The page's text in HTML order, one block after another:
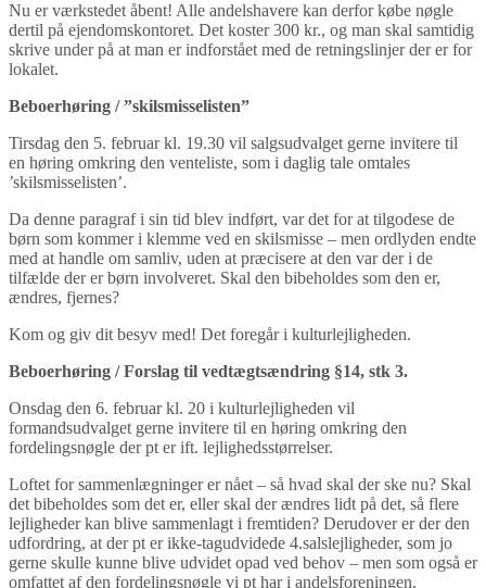
Nu er værkstedet åbent! Alle andelshavere kan derfor købe nøgle
dertil på ejendomskontoret. Det koster 300 kr., og man skal samtidig
skrive under på at man er indforstået med de retningslinjer der er for
lokalet.
Beboerhøring / ”skilsmisselisten”
Tirsdag den 5. februar kl. 19.30 vil salgsudvalget gerne invitere til
en høring omkring den venteliste, som i daglig tale omtales
’skilsmisselisten’.
Da denne paragraf i sin tid blev indført, var det for at tilgodese de
børn som kommer i klemme ved en skilsmisse – men ordlyden endte
med at handle om samliv, uden at præcisere at den var der i de
tilfælde der er børn involveret. Skal den bibeholdes som den er,
ændres, fjernes?
Kom og giv dit besyv med! Det foregår i kulturlejligheden.
Beboerhøring / Forslag til vedtægtsændring §14, stk 3.
Onsdag den 6. februar kl. 20 i kulturlejligheden vil
formandsudvalget gerne invitere til en høring omkring den
fordelingsnøgle der pt er ift. lejlighedsstørrelser.
Loftet for sammenlægninger er nået – så hvad skal der ske nu? Skal
det bibeholdes som det er, eller skal der ændres lidt på det, så flere
lejligheder kan blive sammenlagt i fremtiden? Derudover er der den
udfordring, at der pt er ikke-tagudvidede 4.salslejligheder, som jo
gerne skulle kunne blive udvidet opad ved behov – men som også er
omfattet af den fordelingsnøgle vi pt har i andelsforeningen.